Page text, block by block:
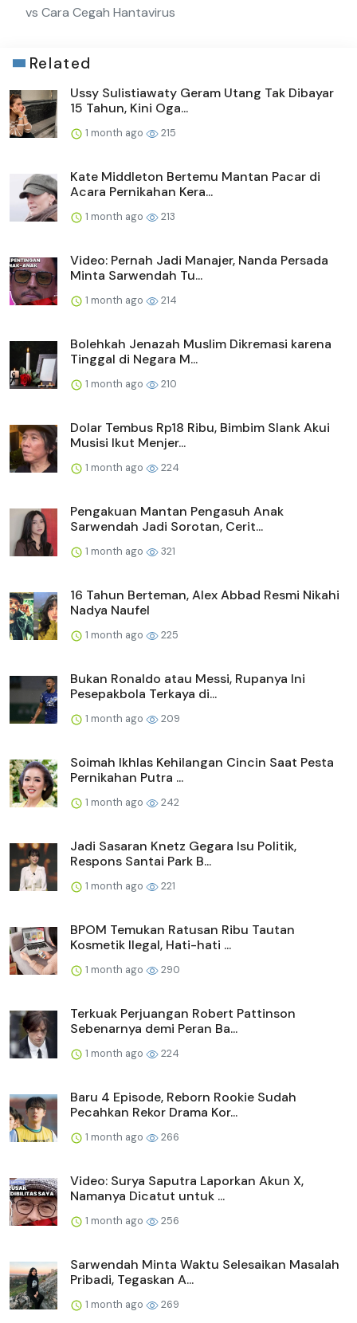
vs Cara Cegah Hantavirus
Related
Ussy Sulistiawaty Geram Utang Tak Dibayar
15 Tahun, Kini Oga...
1 month ago 215
Kate Middleton Bertemu Mantan Pacar di
Acara Pernikahan Kera...
1 month ago 213
Video: Pernah Jadi Manajer, Nanda Persada
Minta Sarwendah Tu...
1 month ago 214
Bolehkah Jenazah Muslim Dikremasi karena
Tinggal di Negara M...
1 month ago 210
Dolar Tembus Rp18 Ribu, Bimbim Slank Akui
Musisi Ikut Menjer...
1 month ago 224
Pengakuan Mantan Pengasuh Anak
Sarwendah Jadi Sorotan, Cerit...
1 month ago 321
16 Tahun Berteman, Alex Abbad Resmi Nikahi
Nadya Naufel
1 month ago 225
Bukan Ronaldo atau Messi, Rupanya Ini
Pesepakbola Terkaya di...
1 month ago 209
Soimah Ikhlas Kehilangan Cincin Saat Pesta
Pernikahan Putra ...
1 month ago 242
Jadi Sasaran Knetz Gegara Isu Politik,
Respons Santai Park B...
1 month ago 221
BPOM Temukan Ratusan Ribu Tautan
Kosmetik Ilegal, Hati-hati ...
1 month ago 290
Terkuak Perjuangan Robert Pattinson
Sebenarnya demi Peran Ba...
1 month ago 224
Baru 4 Episode, Reborn Rookie Sudah
Pecahkan Rekor Drama Kor...
1 month ago 266
Video: Surya Saputra Laporkan Akun X,
Namanya Dicatut untuk ...
1 month ago 256
Sarwendah Minta Waktu Selesaikan Masalah
Pribadi, Tegaskan A...
1 month ago 269